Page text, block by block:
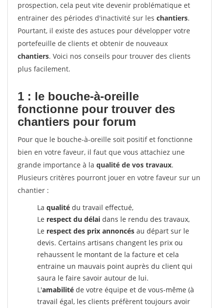
prospection, cela peut vite devenir problématique et
entrainer des périodes d'inactivité sur les chantiers.
Pourtant, il existe des astuces pour développer votre
portefeuille de clients et obtenir de nouveaux
chantiers. Voici nos conseils pour trouver des clients
plus facilement.
1 : le bouche-à-oreille
fonctionne pour trouver des
chantiers pour forum
Pour que le bouche-à-oreille soit positif et fonctionne
bien en votre faveur, il faut que vous attachiez une
grande importance à la qualité de vos travaux.
Plusieurs critères pourront jouer en votre faveur sur un
chantier :
La qualité du travail effectué,
Le respect du délai dans le rendu des travaux,
Le respect des prix annoncés au départ sur le
devis. Certains artisans changent les prix ou
rehaussent le montant de la facture et cela
entraine un mauvais point auprès du client qui
saura le faire savoir autour de lui.
L'amabilité de votre équipe et de vous-même (à
travail égal, les clients préfèrent toujours avoir